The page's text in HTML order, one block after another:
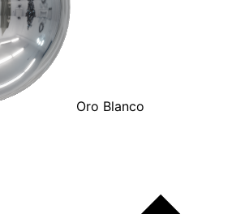
Oro Blanco